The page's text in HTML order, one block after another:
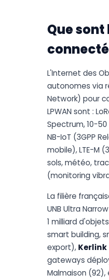
Que
L'Internet des
autonomes via
Network) pour
LPWAN sont :
Spectrum, 10-
NB-IoT (3GPP
mobile), LTE-M
sols, météo,
(monitoring
La filière
UNB Ultra
1 milliard
smart building,
export), Kerlink
gateways
Malmaison (92),